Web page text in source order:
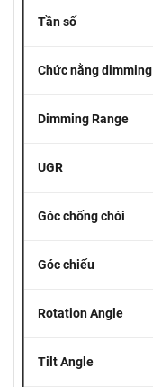
Tần số
Chức nằng dimming
Dimming Range
UGR
Góc chống chói
Góc chiếu
Rotation Angle
Tilt Angle